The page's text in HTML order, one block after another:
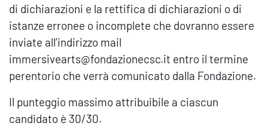
di dichiarazioni e la rettifica di dichiarazioni o di
istanze erronee o incomplete che dovranno essere
inviate all’indirizzo mail
immersivearts@fondazionecsc.it entro il termine
perentorio che verrà comunicato dalla Fondazione.
Il punteggio massimo attribuibile a ciascun
candidato è 30/30.